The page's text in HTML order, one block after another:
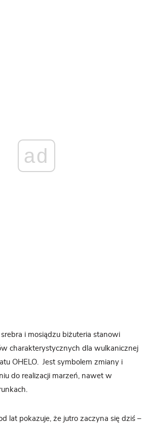
ad
i mosiądzu biżuteria stanowi
charakterystycznych dla wulkanicznej
OHELO. Jest symbolem zmiany i
do realizacji marzeń, nawet w
lat pokazuje, że jutro zaczyna się dziś –